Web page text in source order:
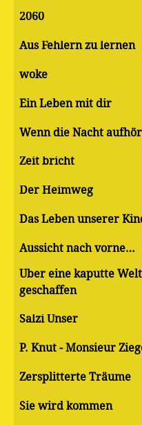
2060
Aus Fehlern zu lernen
woke
Ein Leben mit dir
Wenn die Nacht
Zeit bricht
Der Heimweg
Das Leben unserer
Aussicht nach vorne…
Über eine kaputte
geschaffen
Salzi Unser
P. Knut - Monsieur
Zersplitterte Träume
Sie wird kommen